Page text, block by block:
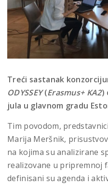
Treći sastanak
ODYSSEY(Erasmus+ KA2)
jula u glavnom gradu
Tim povodom,
Marija Meršnik,
na kojima su analizirane
realizovane u pripremnoj
definisani su agenda i